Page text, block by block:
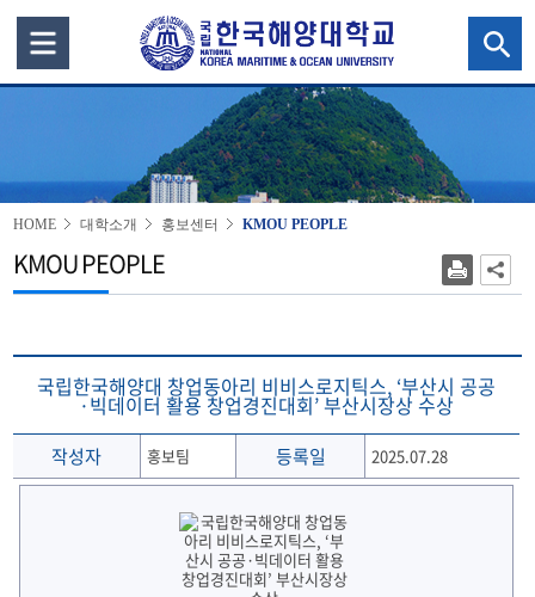
HOME 대학소개 홍보센터 KMOU PEOPLE
KMOU PEOPLE
국립한국해양대 창업동아리 비비스로지틱스, ‘부산시 공공
·빅데이터 활용 창업경진대회’ 부산시장상 수상
작성자 홍보팀 등록일 2025.07.28